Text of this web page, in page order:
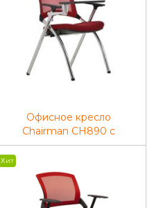
Офисное кресло
Chairman CH890 c
пюпитром красный (2 шт.)
Хит